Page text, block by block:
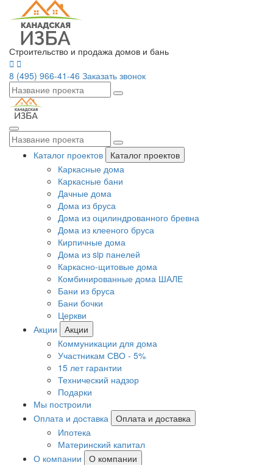
Строительство и продажа домов и бань
8 (495) 966-41-46 Заказать звонок
Каталог проектов
Каталог проектов
Каркасные дома
Каркасные бани
Дачные дома
Дома из бруса
Дома из оцилиндрованного бревна
Дома из клееного бруса
Кирпичные дома
Дома из sip панелей
Каркасно-щитовые дома
Комбинированные дома ШАЛЕ
Бани из бруса
Бани бочки
Церкви
Акции
Акции
Коммуникации для дома
Участникам СВО - 5%
15 лет гарантии
Технический надзор
Подарки
Мы построили
Оплата и доставка
Оплата и доставка
Ипотека
Материнский капитал
О компании
О компании